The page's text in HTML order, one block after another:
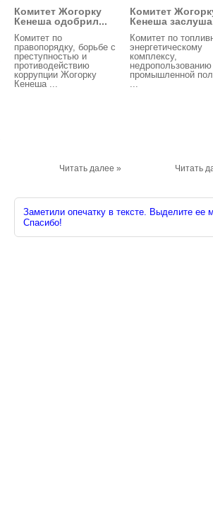
Комитет Жогорку
Кенеша одобрил...
Комитет по
правопорядку, борьбе с
преступностью и
противодействию
коррупции Жогорку
Кенеша ...
Читать далее »
Комитет
Кенеша
Комитет по
энергетическому
комплексу,
промышленной
...
Читать
Заметили опечатку в тексте. Выделите
Спасибо!